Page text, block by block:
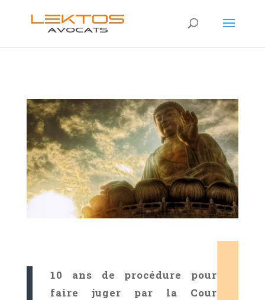
10 ans de procédure pour
faire juger par la Cour